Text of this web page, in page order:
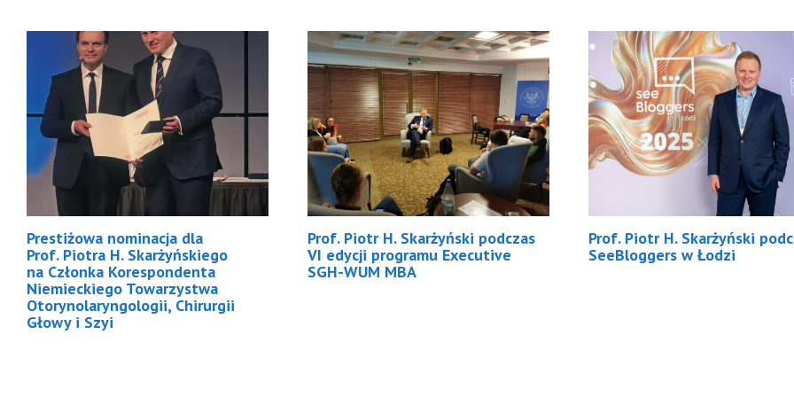
Prestiżowa nominacja dla
Prof. Piotra H. Skarżyńskiego
na Członka Korespondenta
Niemieckiego Towarzystwa
Otorynolaryngologii, Chirurgii
Głowy i Szyi
Prof. Piotr H. Skarżyński podczas
VI edycji programu Executive
SGH-WUM MBA
Prof. Piotr H. Skarżyński
SeeBloggers w Łodzi